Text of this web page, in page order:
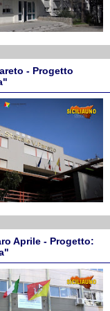
- Progetto
Aprile - Progetto: